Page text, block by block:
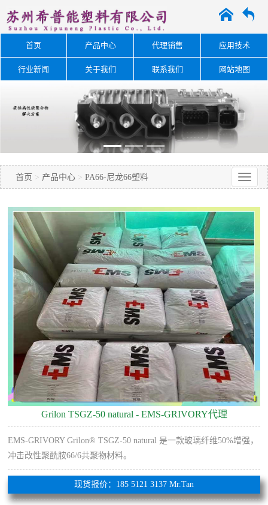
A O
首页 产品中心 代理销售 应用技术
行业新闻 关于我们 联系我们 网站地图
首页 > 产品中心 > PA66-尼龙66塑料
Grilon TSGZ-50 natural - EMS-GRIVORY代理
EMS-GRIVORY Grilon® TSGZ-50 natural 是一款玻璃纤维50%增强，
冲击改性聚酰胺66/6共聚物材料。
现货报价：185 5121 3137 Mr.Tan